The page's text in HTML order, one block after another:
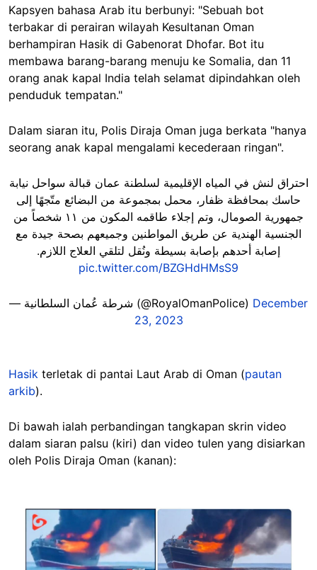
Kapsyen bahasa Arab itu berbunyi: "Sebuah bot
terbakar di perairan wilayah Kesultanan Oman
berhampiran Hasik di Gabenorat Dhofar. Bot itu
membawa barang-barang menuju ke Somalia, dan 11
orang anak kapal India telah selamat dipindahkan oleh
penduduk tempatan."
Dalam siaran itu, Polis Diraja Oman juga berkata "hanya
seorang anak kapal mengalami kecederaan ringan".
احتراق لنش في المياه الإقليمية لسلطنة عمان قبالة سواحل نيابة
حاسك بمحافظة ظفار، محمل بمجموعة من البضائع متّجهًا إلى
جمهورية الصومال، وتم إجلاء طاقمه المكون من ١١ شخصاً من
الجنسية الهندية عن طريق المواطنين وجميعهم بصحة جيدة مع
إصابة أحدهم بإصابة بسيطة ونُقل لتلقي العلاج اللازم.
pic.twitter.com/BZGHdHMsS9
— شرطة عُمان السلطانية (@RoyalOmanPolice) December
23, 2023
Hasik terletak di pantai Laut Arab di Oman (pautan
arkib).
Di bawah ialah perbandingan tangkapan skrin video
dalam siaran palsu (kiri) dan video tulen yang disiarkan
oleh Polis Diraja Oman (kanan):
Image